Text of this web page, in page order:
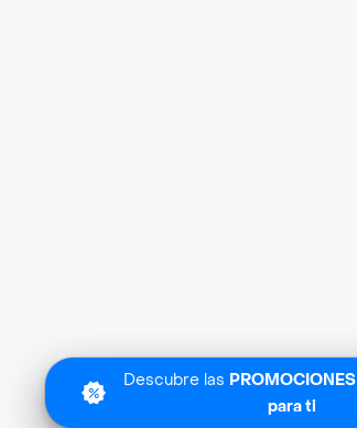
Descubre las PROMOCIONES
para ti